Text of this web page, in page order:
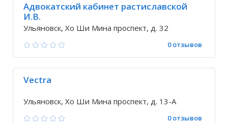
Адвокатский кабинет растиславской
И.В.
Ульяновск, Хо Ши Мина проспект, д. 32
0 отзывов
Vectra
Ульяновск, Хо Ши Мина проспект, д. 13-А
0 отзывов